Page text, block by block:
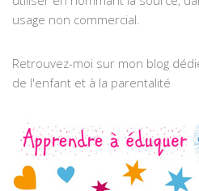
usage non commercial.
Retrouvez-moi sur mon blog
de l'enfant et à la parentalité